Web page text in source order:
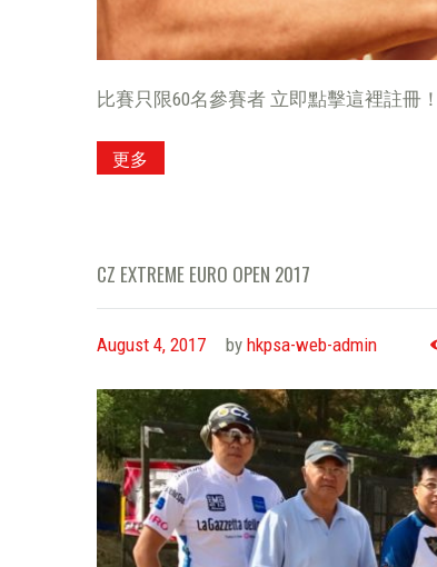
比賽只限60名參賽者 立即點擊這裡註冊！
更多
CZ EXTREME EURO OPEN 2017
August 4, 2017 by hkpsa-web-admin